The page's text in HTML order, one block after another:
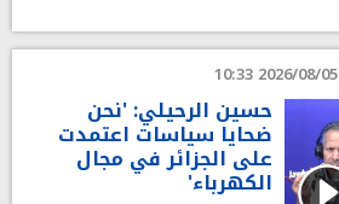
2026/08/05 10:33
حسين الرحيلي: 'نحن
ضحايا سياسات اعتمدت
على الجزائر في مجال
الكهرباء'